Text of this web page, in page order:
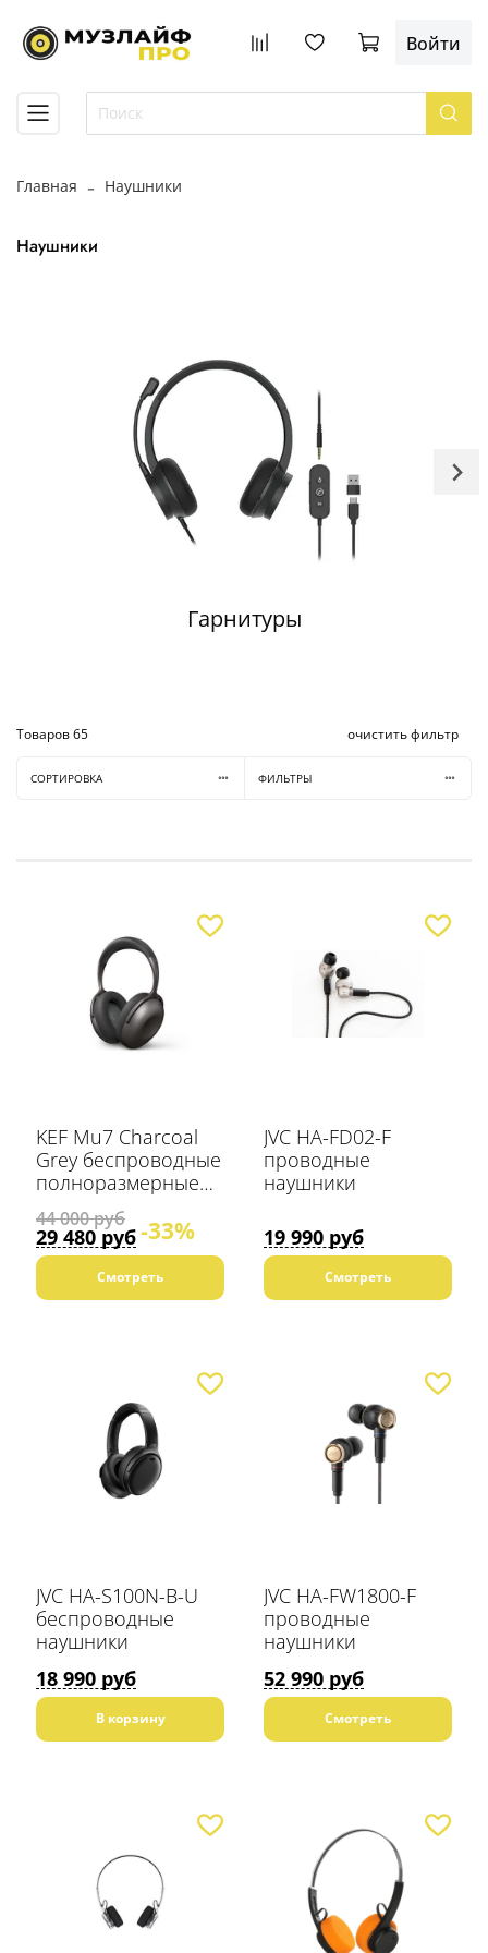
Войти
Главная Наушники
Наушники
Гарнитуры
Товаров65 очистить фильтр
СОРТИРОВКА ФИЛЬТРЫ
KEF Mu7 Charcoal
Grey беспроводные
полноразмерные
наушники с
активным
шумоподавлением
Смотреть
29 480 руб
44 000 руб -33%
JVC HA-FD02-F
проводные
наушники
Смотреть
19 990 руб
JVC HA-S100N-B-U
беспроводные
наушники
В корзину
18 990 руб
JVC HA-FW1800-F
проводные
наушники
Смотреть
52 990 руб